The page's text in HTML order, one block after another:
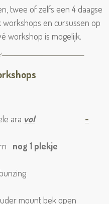
twee of zelfs een 4 daagse
en cursussen op
workshop is mogelijk.
ara vol
-
nog 1 plekje
bunzing
mount bek open